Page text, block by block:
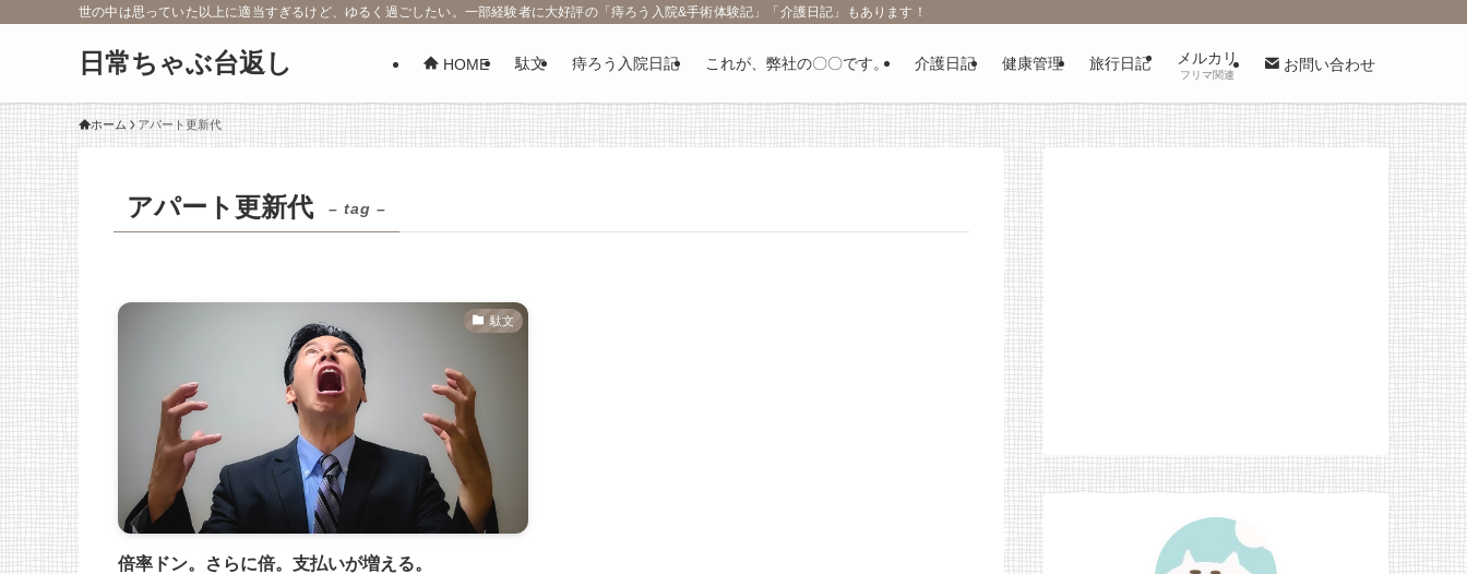
世の中は思っていた以上に適当すぎるけど、ゆるく過ごしたい。一部経験者に大好評の「痔ろう入院&手術体験記」「介護日記」もあります！
日常ちゃぶ台返し HOME 駄文 痔ろう入院日記 これが、弊社の〇〇です。 介護日記 健康管理 旅行日記 メルカリ
フリマ関連
お問い合わせ
ホーム アパート更新代
アパート更新代 – tag –
駄文
倍率ドン。さらに倍。支払いが増える。